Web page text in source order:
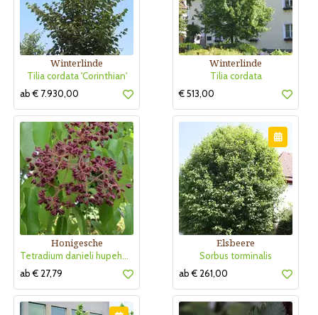
Winterlinde
Tilia cordata 'Corinthian'
ab € 7.930,00
Winterlinde
Tilia cordata
€ 513,00
Honigesche
Tetradium danieli hupehensis
ab € 27,79
Elsbeere
Sorbus torminalis
ab € 261,00